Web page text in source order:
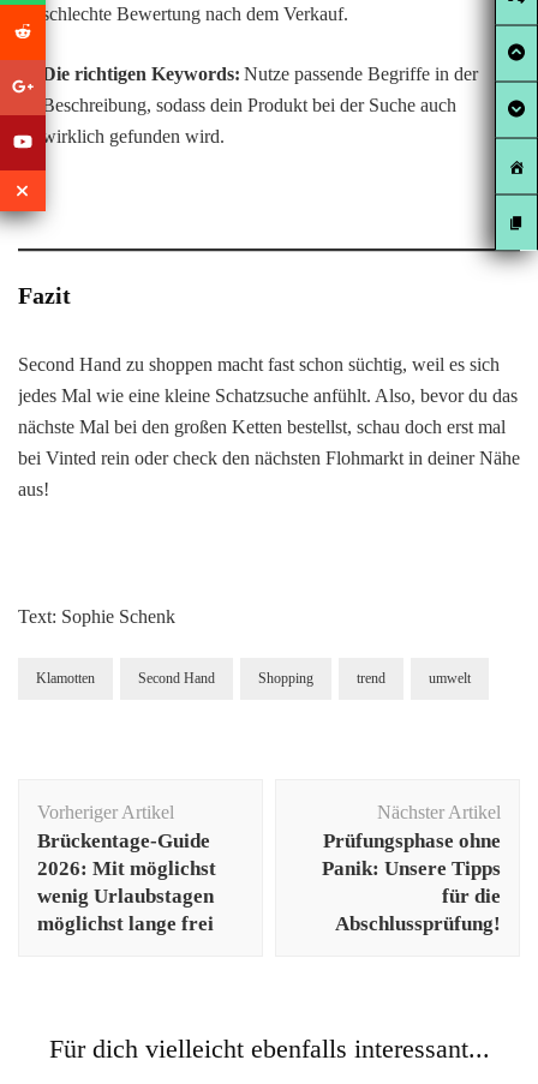
schlechte Bewertung nach dem Verkauf.
Die richtigen Keywords: Nutze passende Begriffe in der
Beschreibung, sodass dein Produkt bei der Suche auch
wirklich gefunden wird.
Fazit
Second Hand zu shoppen macht fast schon süchtig, weil es sich
jedes Mal wie eine kleine Schatzsuche anfühlt. Also, bevor du das
nächste Mal bei den großen Ketten bestellst, schau doch erst mal
bei Vinted rein oder check den nächsten Flohmarkt in deiner Nähe
aus!
Text: Sophie Schenk
Klamotten Second Hand Shopping trend umwelt
Vorheriger Artikel
Brückentage-Guide
2026: Mit möglichst
wenig Urlaubstagen
möglichst lange frei
Nächster Artikel
Prüfungsphase ohne
Panik: Unsere Tipps
für die
Abschlussprüfung!
Für dich vielleicht ebenfalls interessant...